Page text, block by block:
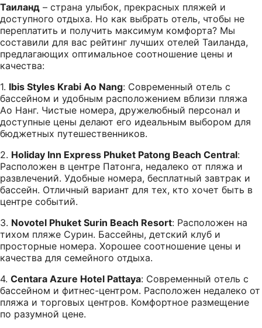
Таиланд – страна улыбок, прекрасных пляжей и
доступного отдыха. Но как выбрать отель, чтобы не
переплатить и получить максимум комфорта? Мы
составили для вас рейтинг лучших отелей Таиланда,
предлагающих оптимальное соотношение цены и
качества:
1. Ibis Styles Krabi Ao Nang: Современный отель с
бассейном и удобным расположением вблизи пляжа
Ао Нанг. Чистые номера, дружелюбный персонал и
доступные цены делают его идеальным выбором для
бюджетных путешественников.
2. Holiday Inn Express Phuket Patong Beach Central:
Расположен в центре Патонга, недалеко от пляжа и
развлечений. Удобные номера, бесплатный завтрак и
бассейн. Отличный вариант для тех, кто хочет быть в
центре событий.
3. Novotel Phuket Surin Beach Resort: Расположен на
тихом пляже Сурин. Бассейны, детский клуб и
просторные номера. Хорошее соотношение цены и
качества для семейного отдыха.
4. Centara Azure Hotel Pattaya: Современный отель с
бассейном и фитнес-центром. Расположен недалеко от
пляжа и торговых центров. Комфортное размещение
по разумной цене.